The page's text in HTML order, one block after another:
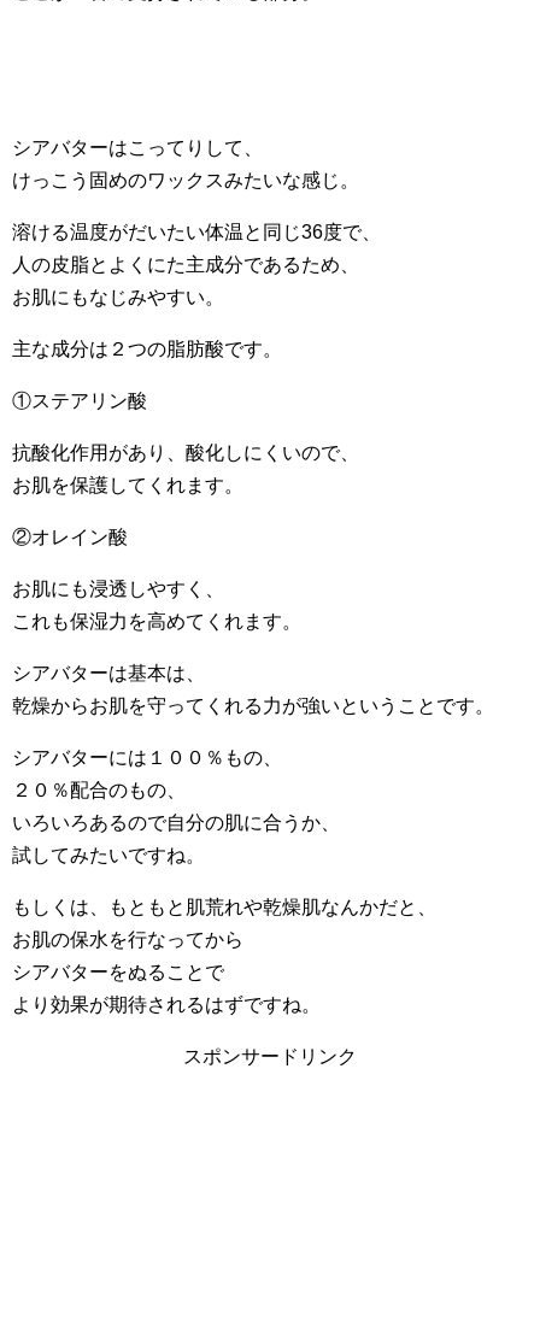
シアバターはこってりして、
けっこう固めのワックスみたいな感じ。
溶ける温度がだいたい体温と同じ36度で、
人の皮脂とよくにた主成分であるため、
お肌にもなじみやすい。
主な成分は２つの脂肪酸です。
①ステアリン酸
抗酸化作用があり、酸化しにくいので、
お肌を保護してくれます。
②オレイン酸
お肌にも浸透しやすく、
これも保湿力を高めてくれます。
シアバターは基本は、
乾燥からお肌を守ってくれる力が強いということです。
シアバターには１００％もの、
２０％配合のもの、
いろいろあるので自分の肌に合うか、
試してみたいですね。
もしくは、もともと肌荒れや乾燥肌なんかだと、
お肌の保水を行なってから
シアバターをぬることで
より効果が期待されるはずですね。
スポンサードリンク